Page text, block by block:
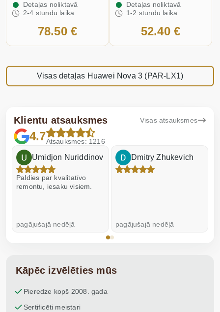
Detaļas noliktavā
2-4 stundu laikā
78.50 €
Detaļas noliktavā
1-2 stundu laikā
52.40 €
Visas detaļas Huawei Nova 3 (PAR-LX1)
Klientu atsauksmes Visas atsauksmes
4.7Atsauksmes: 1216
Umidjon Nuriddinov
Paldies par kvalitatīvo
remontu, iesaku visiem.
pagājušajā nedēļā
Dmitry Zhukevich
pagājušajā nedēļā
Kāpēc izvēlēties mūs
Pieredze kopš 2008. gada
Sertificēti meistari